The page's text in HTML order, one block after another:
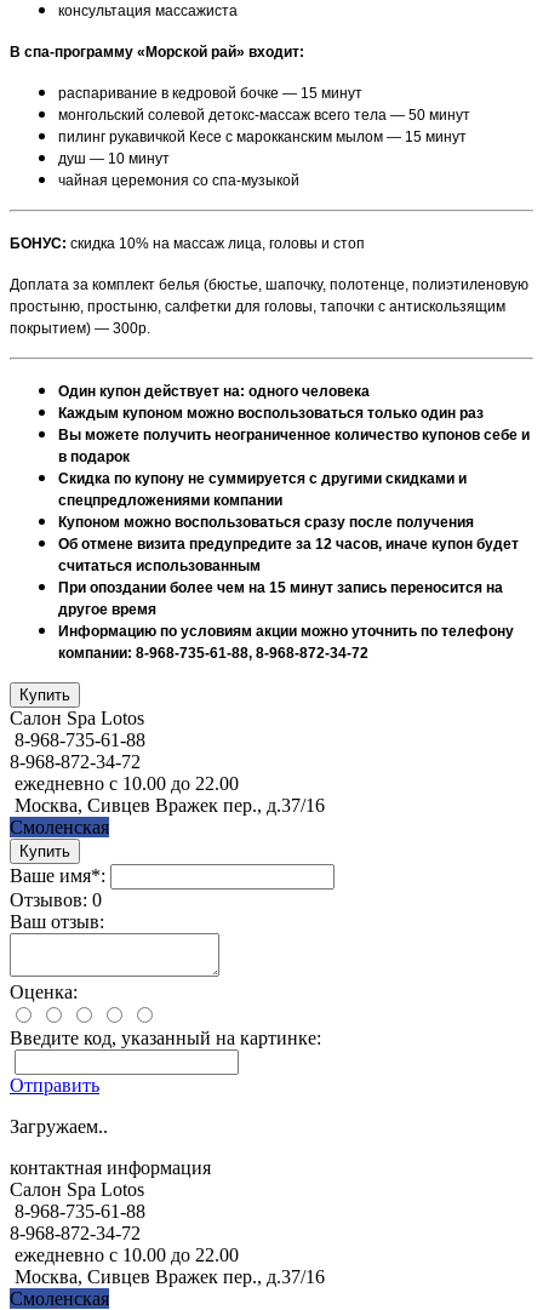
консультация массажиста
В спа-программу «Морской рай» входит:
распаривание в кедровой бочке — 15 минут
монгольский солевой детокс-массаж всего тела — 50 минут
пилинг рукавичкой Кесе с марокканским мылом — 15 минут
душ — 10 минут
чайная церемония со спа-музыкой
БОНУС: скидка 10% на массаж лица, головы и стоп
Доплата за комплект белья (бюстье, шапочку, полотенце, полиэтиленовую
простыню, простыню, салфетки для головы, тапочки с антискользящим
покрытием) — 300р.
Один купон действует на: одного человека
Каждым купоном можно воспользоваться только один раз
Вы можете получить неограниченное количество купонов себе и
в подарок
Скидка по купону не суммируется с другими скидками и
спецпредложениями компании
Купоном можно воспользоваться сразу после получения
Об отмене визита предупредите за 12 часов, иначе купон будет
считаться использованным
При опоздании более чем на 15 минут запись переносится на
другое время
Информацию по условиям акции можно уточнить по телефону
компании: 8-968-735-61-88, 8-968-872-34-72
Салон Spa Lotos
8-968-735-61-88
8-968-872-34-72
ежедневно с 10.00 до 22.00
Москва, Сивцев Вражек пер., д.37/16
Смоленская
Ваше имя*:
Отзывов: 0
Ваш отзыв:
Оценка:
Введите код, указанный на картинке:
Отправить
Загружаем..
контактная информация
Салон Spa Lotos
8-968-735-61-88
8-968-872-34-72
ежедневно с 10.00 до 22.00
Москва, Сивцев Вражек пер., д.37/16
Смоленская